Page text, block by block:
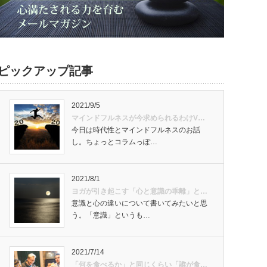
ックアップ記事
2021/9/5
マインドフルネスが今求められるわけV…
今日は時代性とマインドフルネスのお話
し。ちょっとコラムっぽ…
2021/8/1
ヨガが引き起こす「心と意識の乖離」と…
意識と心の違いについて書いてみたいと思
う。「意識」というも…
2021/7/14
「何を食べるか」と同じくらい「誰が食…